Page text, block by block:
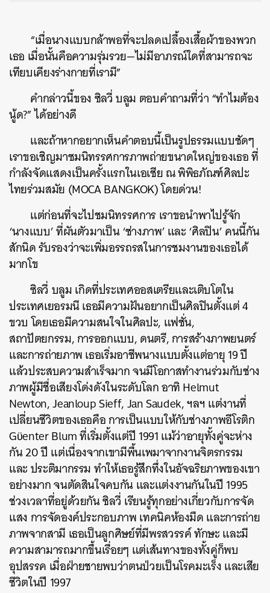
“เมื่อนางแบบกล้าพอที่จะปลดเปลื้องเสื้อผ้าของพวก
เธอ เมื่อนั้นคือความรุ่มรวย—ไม่มีอาภรณ์ใดที่สามารถจะ
เทียบเคียงร่างกายที่เรามี”
คำกล่าวนี้ของ ซิลวี่ บลูม ตอบคำถามที่ว่า “ทำไมต้อง
นู้ด?” ได้อย่างดี
และถ้าหากอยากเห็นคำตอบนี้เป็นรูปธรรมแบบชัดๆ
เราขอเชิญมาชมนิทรรศการภาพถ่ายขนาดใหญ่ของเธอ ที่
กำลังจัดแสดงเป็นครั้งแรกในเอเชีย ณ พิพิธภัณฑ์ศิลปะ
ไทยร่วมสมัย (MOCA BANGKOK) โดยด่วน!
แต่ก่อนที่จะไปชมนิทรรศการ เราขอนำพาไปรู้จัก
‘นางแบบ’ ที่ผันตัวมาเป็น ‘ช่างภาพ’ และ ‘ศิลปิน’ คนนี้กัน
สักนิด รับรองว่าจะเพิ่มอรรถรสในการชมงานของเธอได้
มากโข
ซิลวี่ บลูม เกิดที่ประเทศออสเตรียและเติบโตใน
ประเทศเยอรมนี เธอมีความฝันอยากเป็นศิลปินตั้งแต่ 4
ขวบ โดยเธอมีความสนใจในศิลปะ, แฟชั่น,
สถาปัตยกรรม, การออกแบบ, ดนตรี, การสร้างภาพยนตร์
และการถ่ายภาพ เธอเริ่มอาชีพนางแบบตั้งแต่อายุ 19 ปี
แล้วประสบความสำเร็จมาก จนมีโอกาสทำงานร่วมกับช่าง
ภาพผู้มีชื่อเสียงโด่งดังในระดับโลก อาทิ Helmut
Newton, Jeanloup Sieff, Jan Saudek, ฯลฯ แต่งานที่
เปลี่ยนชีวิตของเธอคือ การเป็นแบบให้กับช่างภาพอีโรติก
Gϋenter Blum ที่เริ่มตั้งแต่ปี 1991 แม้ว่าอายุทั้งคู่จะห่าง
กัน 20 ปี แต่เนื่องจากเขามีพื้นเพมาจากงานจิตรกรรม
และ ประติมากรรม ทำให้เธอรู้สึกทึ่งในอัจฉริยภาพของเขา
อย่างมาก จนตัดสินใจคบกัน และแต่งงานกันในปี 1995
ช่วงเวลาที่อยู่ด้วยกัน ซิลวี่ เรียนรู้ทุกอย่างเกี่ยวกับการจัด
แสง การจัดองค์ประกอบภาพ เทคนิคห้องมืด และการถ่าย
ภาพจากสามี เธอเป็นลูกศิษย์ที่มีพรสวรรค์ ทักษะ และมี
ความสามารถมากขึ้นเรื่อยๆ แต่เส้นทางของทั้งคู่ก็พบ
อุปสรรค เมื่อฝ่ายชายพบว่าตนป่วยเป็นโรคมะเร็ง และเสีย
ชีวิตในปี 1997